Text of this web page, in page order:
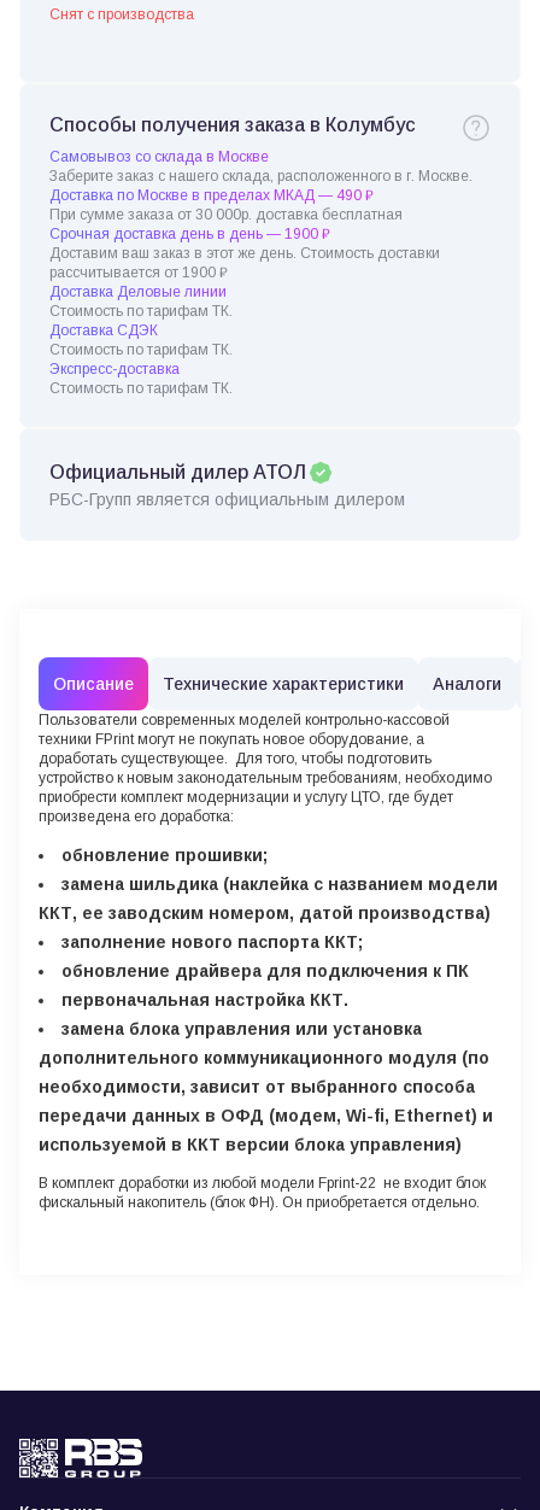
Снят с производства
Способы получения заказа в Колумбус
Самовывоз со склада в Москве
Заберите заказ с нашего склада, расположенного в г. Москве.
Доставка по Москве в пределах МКАД — 490 ₽
При сумме заказа от 30 000р. доставка бесплатная
Срочная доставка день в день — 1900 ₽
Доставим ваш заказ в этот же день. Стоимость доставки
рассчитывается от 1900 ₽
Доставка Деловые линии
Стоимость по тарифам ТК.
Доставка СДЭК
Стоимость по тарифам ТК.
Экспресс-доставка
Стоимость по тарифам ТК.
Официальный дилер АТОЛ
РБС-Групп является официальным дилером
Описание Технические характеристики Аналоги
Пользователи современных моделей контрольно-кассовой
техники FPrint могут не покупать новое оборудование, а
доработать существующее. Для того, чтобы подготовить
устройство к новым законодательным требованиям, необходимо
приобрести комплект модернизации и услугу ЦТО, где будет
произведена его доработка:
обновление прошивки;
замена шильдика (наклейка с названием модели
ККТ, ее заводским номером, датой производства)
заполнение нового паспорта ККТ;
обновление драйвера для подключения к ПК
первоначальная настройка ККТ.
замена блока управления или установка
дополнительного коммуникационного модуля (по
необходимости, зависит от выбранного способа
передачи данных в ОФД (модем, Wi-fi, Ethernet) и
используемой в ККТ версии блока управления)
В комплект доработки из любой модели Fprint-22 не входит блок
фискальный накопитель (блок ФН). Он приобретается отдельно.